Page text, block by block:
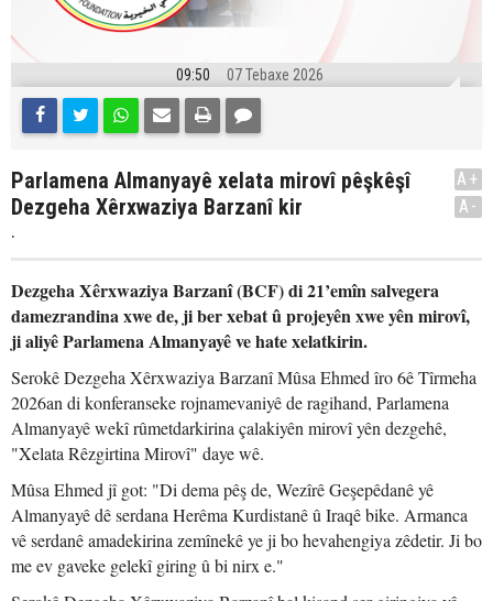
09:50 07 Tebaxe 2026
Parlamena Almanyayê xelata mirovî pêşkêşî
Dezgeha Xêrxwaziya Barzanî kir
.
A+
A-
Dezgeha Xêrxwaziya Barzanî (BCF) di 21’emîn salvegera
damezrandina xwe de, ji ber xebat û projeyên xwe yên mirovî,
ji aliyê Parlamena Almanyayê ve hate xelatkirin.
Serokê Dezgeha Xêrxwaziya Barzanî Mûsa Ehmed îro 6ê Tîrmeha
2026an di konferanseke rojnamevaniyê de ragihand, Parlamena
Almanyayê wekî rûmetdarkirina çalakiyên mirovî yên dezgehê,
"Xelata Rêzgirtina Mirovî" daye wê.
Mûsa Ehmed jî got: "Di dema pêş de, Wezîrê Geşepêdanê yê
Almanyayê dê serdana Herêma Kurdistanê û Iraqê bike. Armanca
vê serdanê amadekirina zemînekê ye ji bo hevahengiya zêdetir. Ji bo
me ev gaveke gelekî giring û bi nirx e."